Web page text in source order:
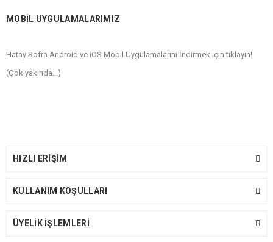
MOBİL UYGULAMALARIMIZ
Hatay Sofra Android ve iOS Mobil Uygulamalarını İndirmek için tıklayın!
(Çok yakında...)
HIZLI ERİŞİM
KULLANIM KOŞULLARI
ÜYELİK İŞLEMLERİ